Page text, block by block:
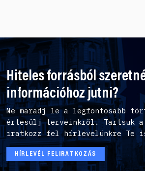
Hiteles forrásból
információhoz jutni?
Ne maradj le a legfontosabb
értesülj terveinkről. Tartsuk a
iratkozz fel hírlevelünkre Te
HÍRLEVÉL FELIRATKOZÁS